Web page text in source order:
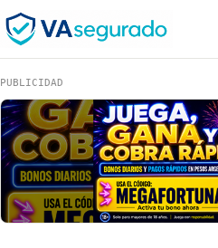
PUBLICIDAD